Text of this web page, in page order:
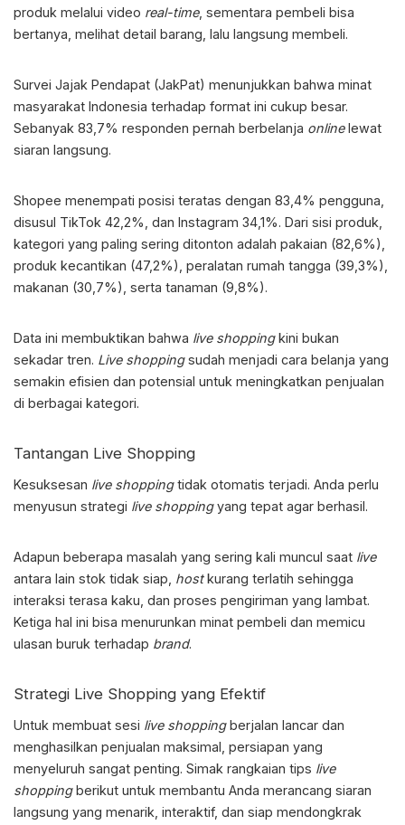
produk melalui video real-time, sementara pembeli bisa
bertanya, melihat detail barang, lalu langsung membeli.
Survei Jajak Pendapat (JakPat) menunjukkan bahwa minat
masyarakat Indonesia terhadap format ini cukup besar.
Sebanyak 83,7% responden pernah berbelanja onlinelewat
siaran langsung.
Shopee menempati posisi teratas dengan 83,4% pengguna,
disusul TikTok 42,2%, dan Instagram 34,1%. Dari sisi produk,
kategori yang paling sering ditonton adalah pakaian (82,6%),
produk kecantikan (47,2%), peralatan rumah tangga (39,3%),
makanan (30,7%), serta tanaman (9,8%).
Data ini membuktikan bahwa live shoppingkini bukan
sekadar tren. Live shoppingsudah menjadi cara belanja yang
semakin efisien dan potensial untuk meningkatkan penjualan
di berbagai kategori.
Tantangan Live Shopping
Kesuksesan live shoppingtidak otomatis terjadi. Anda perlu
menyusun strategi live shoppingyang tepat agar berhasil.
Adapun beberapa masalah yang sering kali muncul saat live
antara lain stok tidak siap, hostkurang terlatih sehingga
interaksi terasa kaku, dan proses pengiriman yang lambat.
Ketiga hal ini bisa menurunkan minat pembeli dan memicu
ulasan buruk terhadap brand.
Strategi Live Shopping yang Efektif
Untuk membuat sesi live shoppingberjalan lancar dan
menghasilkan penjualan maksimal, persiapan yang
menyeluruh sangat penting. Simak rangkaian tips live
shopping berikut untuk membantu Anda merancang siaran
langsung yang menarik, interaktif, dan siap mendongkrak